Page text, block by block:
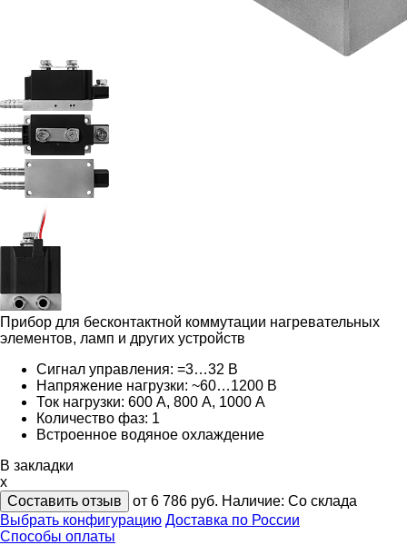
Прибор для бесконтактной коммутации нагревательных
элементов, ламп и других устройств
Сигнал управления: =3…32 В
Напряжение нагрузки: ~60…1200 В
Ток нагрузки: 600 А, 800 А, 1000 А
Количество фаз: 1
Встроенное водяное охлаждение
В закладки
x
Составить отзыв
от 6 786 руб. Наличие: Со склада
Выбрать конфигурацию Доставка по России
Способы оплаты